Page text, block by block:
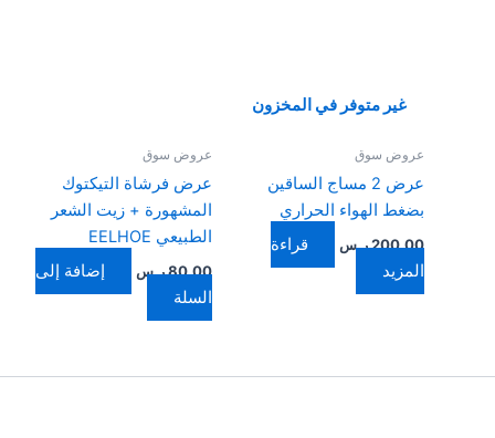
غير متوفر في المخزون
عروض سوق
عرض 2 مساج الساقين
بضغط الهواء الحراري
200,00ر.س
قراءة
المزيد
عروض سوق
عرض فرشاة التيكتوك
المشهورة + زيت الشعر
الطبيعي EELHOE
80,00ر.س
إضافة إلى
السلة